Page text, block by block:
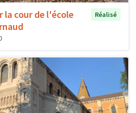
la cour de l'école
Réalisé